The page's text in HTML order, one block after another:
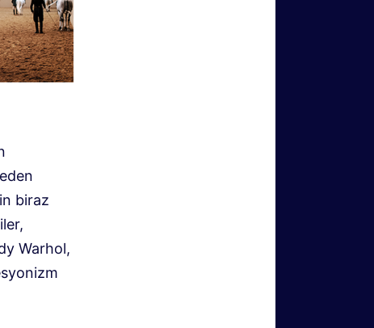
biraz
Warhol,